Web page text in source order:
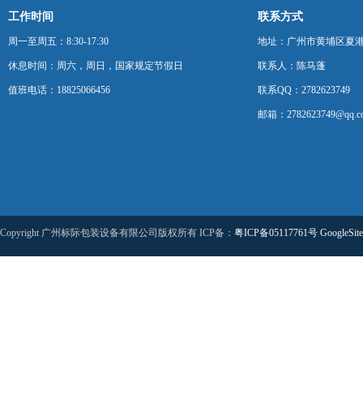
工作时间
周一至周五：8:30-17:30
休息时间：周六，周日，国家规定节假日
值班电话：18825066456
联系方式
地址：广州市黄埔区夏
联系人：陈马蓬
联系QQ：2782623749
邮箱：
Copyright 广州标际包装设备有限公司版权所有 ICP备： 粤ICP备05117761号